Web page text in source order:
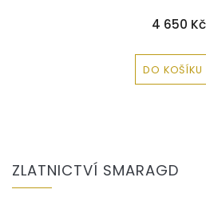
4 650 Kč
DO KOŠÍKU
ZLATNICTVÍ SMARAGD